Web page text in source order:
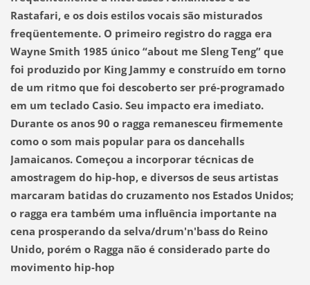
Rastafari, e os dois estilos vocais são misturados
freqüentemente. O primeiro registro do ragga era
Wayne Smith 1985 único “about me Sleng Teng” que
foi produzido por King Jammy e construído em torno
de um ritmo que foi descoberto ser pré-programado
em um teclado Casio. Seu impacto era imediato.
Durante os anos 90 o ragga remanesceu firmemente
como o som mais popular para os dancehalls
Jamaicanos. Começou a incorporar técnicas de
amostragem do hip-hop, e diversos de seus artistas
marcaram batidas do cruzamento nos Estados Unidos;
o ragga era também uma influência importante na
cena prosperando da selva/drum'n'bass do Reino
Unido, porém o Ragga não é considerado parte do
movimento hip-hop